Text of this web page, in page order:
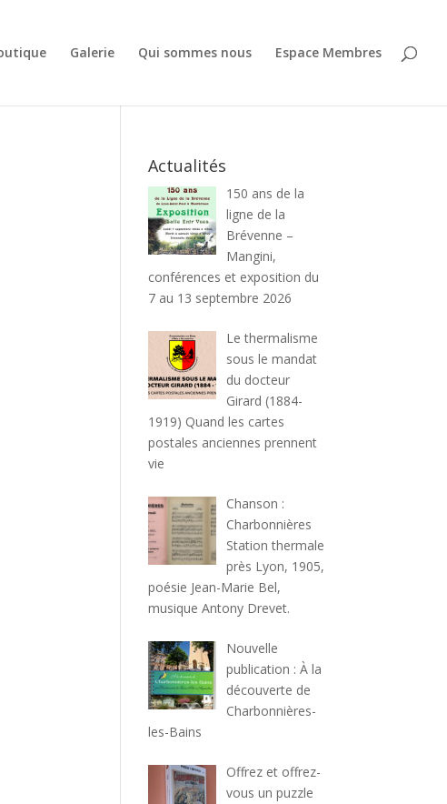
Galerie Qui sommes nous Espace Membres
Actualités
150 ans de la
ligne de la
Brévenne –
Mangini,
conférences et exposition du
7 au 13 septembre 2026
Le thermalisme
sous le mandat
du docteur
Girard (1884-
1919) Quand les cartes
postales anciennes prennent
vie
Chanson :
Charbonnières
Station thermale
près Lyon, 1905,
poésie Jean-Marie Bel,
musique Antony Drevet.
Nouvelle
publication : À la
découverte de
Charbonnières-
les-Bains
Offrez et offrez-
vous un puzzle